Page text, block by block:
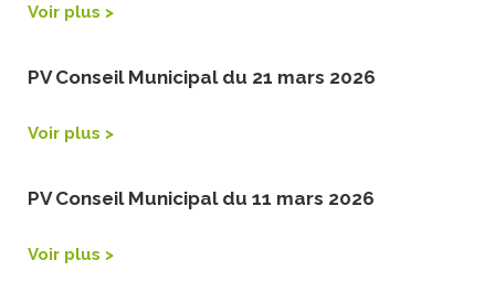
Voir plus >
PV Conseil Municipal du 21 mars 2026
Voir plus >
PV Conseil Municipal du 11 mars 2026
Voir plus >